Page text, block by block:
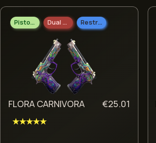
Pistolas Dual Berettas Restrito
FLORA CARNIVORA €25.01
★★★★★